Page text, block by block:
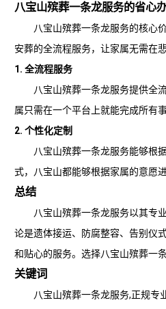
八宝山殡葬一条龙服务的省心
八宝山殡葬一条龙服务的核心
安葬的全流程服务，让家属无需在
1. 全流程服务
八宝山殡葬一条龙服务提供全
属只需在一个平台上就能完成所有
2. 个性化定制
八宝山殡葬一条龙服务能够根
式，八宝山都能够根据家属的意愿
总结
八宝山殡葬一条龙服务以其专
论是遗体接运、防腐整容、告别仪
和贴心的服务。选择八宝山殡葬一
关键词
八宝山殡葬一条龙服务,正规专